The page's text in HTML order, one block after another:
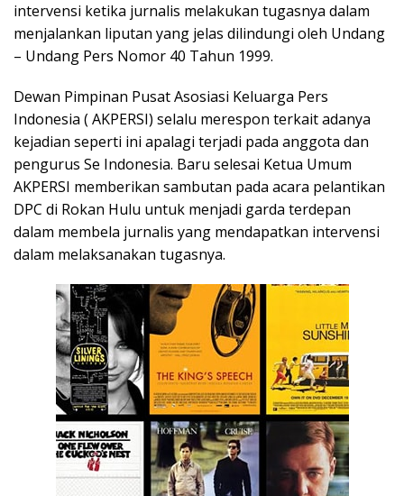
intervensi ketika jurnalis melakukan tugasnya dalam
menjalankan liputan yang jelas dilindungi oleh Undang
– Undang Pers Nomor 40 Tahun 1999.
Dewan Pimpinan Pusat Asosiasi Keluarga Pers
Indonesia ( AKPERSI) selalu merespon terkait adanya
kejadian seperti ini apalagi terjadi pada anggota dan
pengurus Se Indonesia. Baru selesai Ketua Umum
AKPERSI memberikan sambutan pada acara pelantikan
DPC di Rokan Hulu untuk menjadi garda terdepan
dalam membela jurnalis yang mendapatkan intervensi
dalam melaksanakan tugasnya.